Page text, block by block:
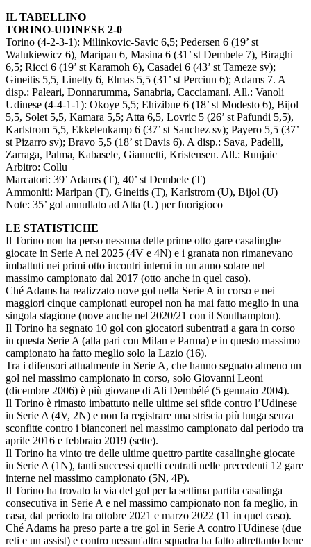
IL TABELLINO
TORINO-UDINESE 2-0
Torino (4-2-3-1): Milinkovic-Savic 6,5; Pedersen 6 (19’ st
Walukiewicz 6), Maripan 6, Masina 6 (31’ st Dembele 7), Biraghi
6,5; Ricci 6 (19’ st Karamoh 6), Casadei 6 (43’ st Tameze sv);
Gineitis 5,5, Linetty 6, Elmas 5,5 (31’ st Perciun 6); Adams 7. A
disp.: Paleari, Donnarumma, Sanabria, Cacciamani. All.: Vanoli
Udinese (4-4-1-1): Okoye 5,5; Ehizibue 6 (18’ st Modesto 6), Bijol
5,5, Solet 5,5, Kamara 5,5; Atta 6,5, Lovric 5 (26’ st Pafundi 5,5),
Karlstrom 5,5, Ekkelenkamp 6 (37’ st Sanchez sv); Payero 5,5 (37’
st Pizarro sv); Bravo 5,5 (18’ st Davis 6). A disp.: Sava, Padelli,
Zarraga, Palma, Kabasele, Giannetti, Kristensen. All.: Runjaic
Arbitro: Collu
Marcatori: 39’ Adams (T), 40’ st Dembele (T)
Ammoniti: Maripan (T), Gineitis (T), Karlstrom (U), Bijol (U)
Note: 35’ gol annullato ad Atta (U) per fuorigioco
LE STATISTICHE
Il Torino non ha perso nessuna delle prime otto gare casalinghe
giocate in Serie A nel 2025 (4V e 4N) e i granata non rimanevano
imbattuti nei primi otto incontri interni in un anno solare nel
massimo campionato dal 2017 (otto anche in quel caso).
Ché Adams ha realizzato nove gol nella Serie A in corso e nei
maggiori cinque campionati europei non ha mai fatto meglio in una
singola stagione (nove anche nel 2020/21 con il Southampton).
Il Torino ha segnato 10 gol con giocatori subentrati a gara in corso
in questa Serie A (alla pari con Milan e Parma) e in questo massimo
campionato ha fatto meglio solo la Lazio (16).
Tra i difensori attualmente in Serie A, che hanno segnato almeno un
gol nel massimo campionato in corso, solo Giovanni Leoni
(dicembre 2006) è più giovane di Ali Dembélé (5 gennaio 2004).
Il Torino è rimasto imbattuto nelle ultime sei sfide contro l’Udinese
in Serie A (4V, 2N) e non fa registrare una striscia più lunga senza
sconfitte contro i bianconeri nel massimo campionato dal periodo tra
aprile 2016 e febbraio 2019 (sette).
Il Torino ha vinto tre delle ultime quettro partite casalinghe giocate
in Serie A (1N), tanti successi quelli centrati nelle precedenti 12 gare
interne nel massimo campionato (5N, 4P).
Il Torino ha trovato la via del gol per la settima partita casalinga
consecutiva in Serie A e nel massimo campionato non fa meglio, in
casa, dal periodo tra ottobre 2021 e marzo 2022 (11 in quel caso).
Ché Adams ha preso parte a tre gol in Serie A contro l'Udinese (due
reti e un assist) e contro nessun'altra squadra ha fatto altrettanto bene